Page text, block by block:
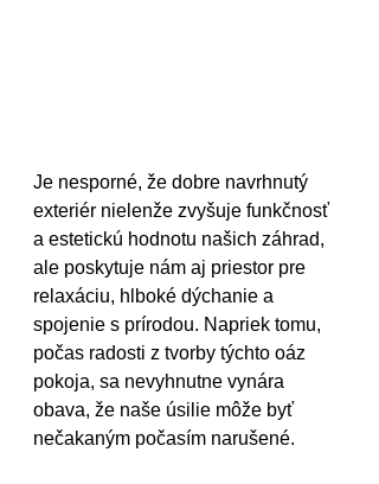
Je nesporné, že dobre navrhnutý
exteriér nielenže zvyšuje funkčnosť
a estetickú hodnotu našich záhrad,
ale poskytuje nám aj priestor pre
relaxáciu, hlboké dýchanie a
spojenie s prírodou. Napriek tomu,
počas radosti z tvorby týchto oáz
pokoja, sa nevyhnutne vynára
obava, že naše úsilie môže byť
nečakaným počasím narušené.